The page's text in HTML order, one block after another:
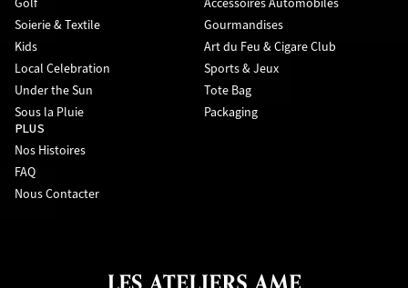
Soierie & Textile
Gourmandises
Kids
Art du Feu & Cigare Club
Local Celebration
Sports & Jeux
Under the Sun
Tote Bag
Sous la Pluie
Packaging
PLUS
Nos Histoires
FAQ
Nous Contacter